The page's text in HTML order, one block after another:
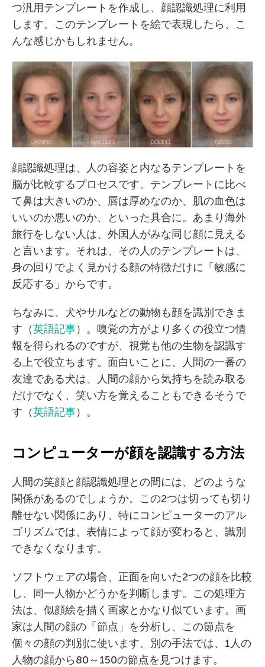
つ汎用テンプレートを作成し、顔認識処理に利用
します。このテンプレートを絵で表現したら、こ
んな感じかもしれません。
顔認識処理は、人の容姿と内なるテンプレートを
脳が比較するプロセスです。テンプレートに比べ
て鼻は大きいのか、唇は厚めなのか、肌の血色は
いいのか悪いのか、といった具合に。あまり海外
旅行をしない人は、外国人がみな同じ顔に見える
と言います。それは、その人のテンプレートは、
身の回りでよく見かける顔の特徴だけに「敏感に
反応する」からです。
ちなみに、犬やサルなどの動物も顔を識別できま
す（英語記事）。嗅覚の方がより多くの役立つ情
報を得られるのですが、視覚も他の生物を認識す
る上で役立ちます。面白いことに、人間の一番の
友達である犬は、人間の顔から気持ちを読み取る
だけでなく、笑い方を覚えることもできるそうで
す（英語記事）。
コンピューターが顔を認識する方法
人間の笑顔と顔認識処理との間には、どのような
関係があるのでしょうか。この2つは切っても切り
離せない関係にあり、特にコンピューターのアル
ゴリズムでは、表情によって顔が変わると、識別
できなくなります。
ソフトウェアの場合、正面を向いた2つの顔を比較
し、同一人物かどうかを判断します。この処理方
法は、似顔絵を描く画家とかなり似ています。画
家は人間の顔の「節点」を分析し、この節点を
個々の顔の判別に使います。別の手法では、1人の
人物の顔から80～150の節点を見つけます。